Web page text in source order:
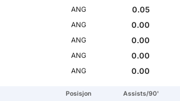
ANG
0.05
ANG
0.00
ANG
0.00
ANG
0.00
ANG 0.00
Posisjon Assists/90'